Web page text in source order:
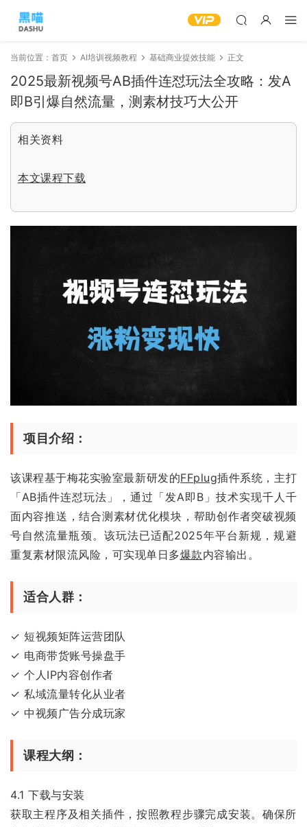
当前位置： 首页 AI培训视频教程 基础商业提效技能 正文
2025最新视频号AB插件连怼玩法全攻略：发A
即B引爆自然流量，测素材技巧大公开
相关资料
本文课程下载
项目介绍：
该课程基于梅花实验室最新研发的FFplug插件系统，主打
「AB插件连怼玩法」，通过「发A即B」技术实现千人千
面内容推送，结合测素材优化模块，帮助创作者突破视频
号自然流量瓶颈。该玩法已适配2025年平台新规，规避
重复素材限流风险，可实现单日多爆款内容输出。
适合人群：
✓ 短视频矩阵运营团队
✓ 电商带货账号操盘手
✓ 个人IP内容创作者
✓ 私域流量转化从业者
✓ 中视频广告分成玩家
课程大纲：
4.1 下载与安装
获取主程序及相关插件，按照教程步骤完成安装。确保所